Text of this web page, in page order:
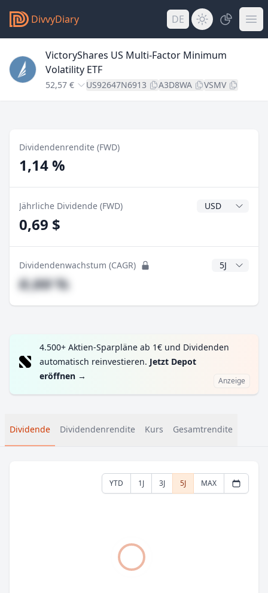
DivvyDiary DE
VictoryShares US Multi-Factor Minimum
Volatility ETF
52,57 € US92647N6913 A3D8WA VSMV
Dividendenrendite (FWD)
1,14 %
Jährliche Dividende (FWD)
0,69 $
Dividendenwachstum (CAGR) CAGR Jahre
#,## %
4.500+ Aktien-Sparpläne ab 1€ und Dividenden
automatisch reinvestieren. Jetzt Depot
eröffnen → Anzeige
Dividende Dividendenrendite Kurs Gesamtrendite
YTD 1J 3J 5J MAX